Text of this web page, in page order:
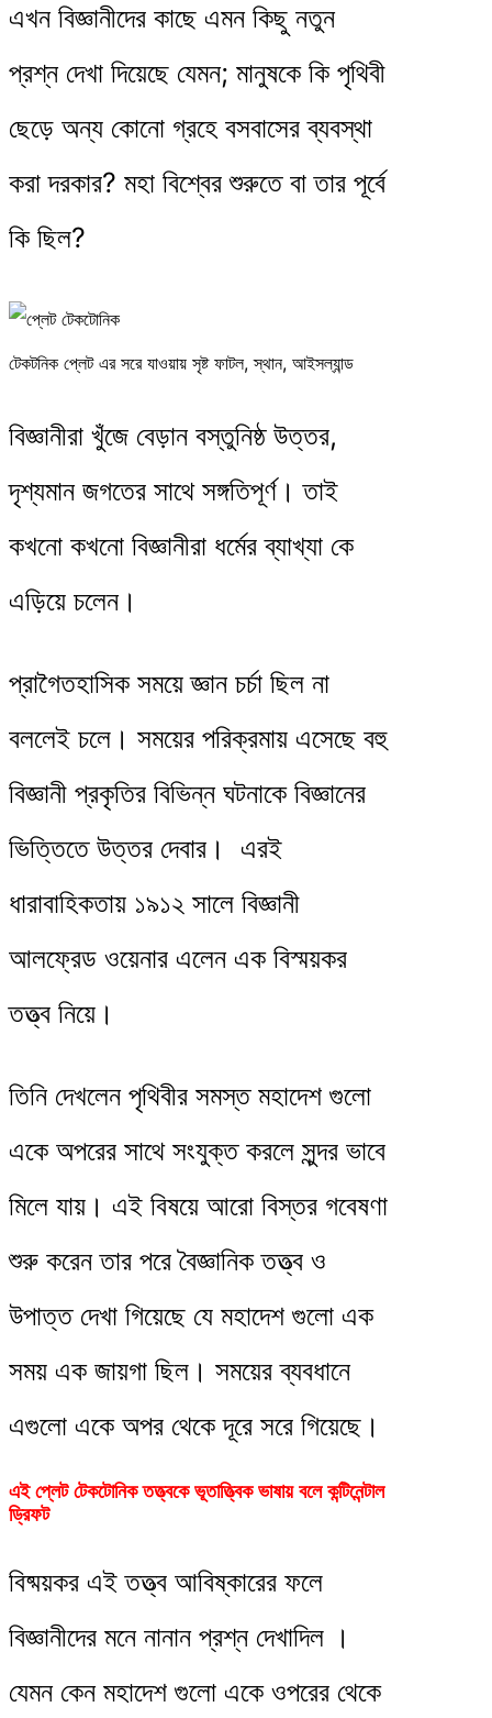
এখন বিজ্ঞানীদের কাছে এমন কিছু নতুন
প্রশ্ন দেখা দিয়েছে যেমন; মানুষকে কি পৃথিবী
ছেড়ে অন্য কোনো গ্রহে বসবাসের ব্যবস্থা
করা দরকার? মহা বিশ্বের শুরুতে বা তার পূর্বে
কি ছিল?
টেকটনিক প্লেট এর সরে যাওয়ায় সৃষ্ট ফাটল, স্থান, আইসল্যান্ড
বিজ্ঞানীরা খুঁজে বেড়ান বস্তুনিষ্ঠ উত্তর,
দৃশ্যমান জগতের সাথে সঙ্গতিপূর্ণ। তাই
কখনো কখনো বিজ্ঞানীরা ধর্মের ব্যাখ্যা কে
এড়িয়ে চলেন।
প্রাগৈতহাসিক সময়ে জ্ঞান চর্চা ছিল না
বললেই চলে। সময়ের পরিক্রমায় এসেছে বহু
বিজ্ঞানী প্রকৃতির বিভিন্ন ঘটনাকে বিজ্ঞানের
ভিত্তিতে উত্তর দেবার। এরই
ধারাবাহিকতায় ১৯১২ সালে বিজ্ঞানী
আলফ্রেড ওয়েনার এলেন এক বিস্ময়কর
তত্ত্ব নিয়ে।
তিনি দেখলেন পৃথিবীর সমস্ত মহাদেশ গুলো
একে অপরের সাথে সংযুক্ত করলে সুন্দর ভাবে
মিলে যায়। এই বিষয়ে আরো বিস্তর গবেষণা
শুরু করেন তার পরে বৈজ্ঞানিক তত্ত্ব ও
উপাত্ত দেখা গিয়েছে যে মহাদেশ গুলো এক
সময় এক জায়গা ছিল। সময়ের ব্যবধানে
এগুলো একে অপর থেকে দূরে সরে গিয়েছে।
এই প্লেট টেকটোনিক তত্ত্বকে ভূতাত্ত্বিক ভাষায় বলে কন্টিনেন্টাল
ড্রিফট
বিষ্ময়কর এই তত্ত্ব আবিষ্কারের ফলে
বিজ্ঞানীদের মনে নানান প্রশ্ন দেখাদিল ।
যেমন কেন মহাদেশ গুলো একে ওপরের থেকে